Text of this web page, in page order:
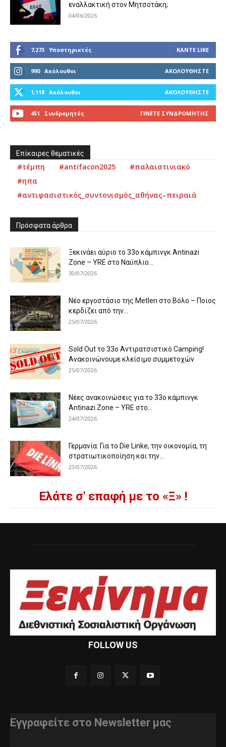
εναλλακτική στον Μητσοτάκη;
04/06/2026
7,273 Υποστηρικτές ΚΆΝΤΕ LIKE
990 Ακόλουθοι ΑΚΟΛΟΥΘΉΣΤΕ
1,118 Ακόλουθοι ΑΚΟΛΟΥΘΉΣΤΕ
451 Συνδρομητές ΓΊΝΕΤΕ ΣΥΝΔΡΟΜΗΤΉΣ
Επίκαιρες θεματικές
#τέμπη #antifacon2025
#παλαιστινιακό
#ηπα
#αντιφασιστικός_συντονισμός_αθήνας–πειραιά
Πρόσφατα άρθρα
Ξεκινάει αύριο το 33ο κάμπινγκ Antinazi
Zone – YRE στο Ναύπλιο...
30/07/2026
Νέο εργοστάσιο της Metlen στο Βόλο – Ποιος
κερδίζει από την...
25/07/2026
Sold Out το 33ο Αντιρατσιστικό Camping!
Ανακοινώνουμε κλείσιμο συμμετοχών
25/07/2026
Νέες ανακοινώσεις για το 33ο κάμπινγκ
Antinazi Zone – YRE στο...
24/07/2026
Γερμανία: Για το Die Linke, την οικονομία, τη
στρατιωτικοποίηση και την...
23/07/2026
Ελάτε σ' επαφή με το «Ξ» !
FOLLOW US
Εγγραφείτε στο Newsletter μας